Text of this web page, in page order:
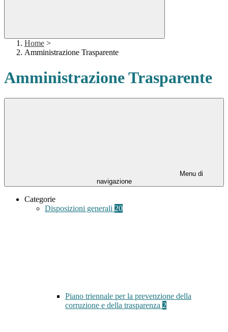
Home >
Amministrazione Trasparente
Amministrazione Trasparente
Menu di
navigazione
Categorie
Disposizioni generali 20
Piano triennale per la prevenzione della
corruzione e della trasparenza 2